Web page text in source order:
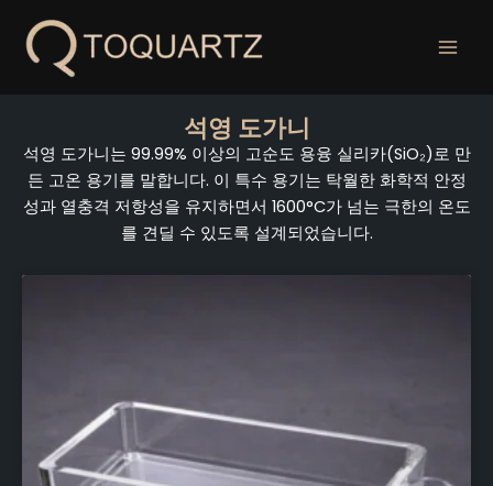
석영 도가니
석영 도가니는 99.99% 이상의 고순도 용융 실리카(SiO₂)로 만
든 고온 용기를 말합니다. 이 특수 용기는 탁월한 화학적 안정
성과 열충격 저항성을 유지하면서 1600°C가 넘는 극한의 온도
를 견딜 수 있도록 설계되었습니다.